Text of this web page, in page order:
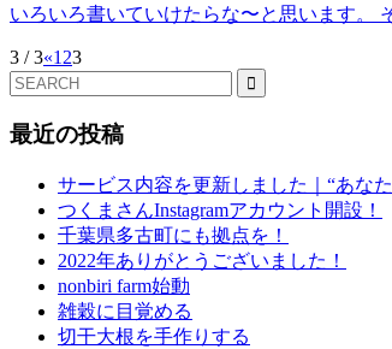
いろいろ書いていけたらな〜と思います。
3 / 3«1 23
最近の投稿
サービス内容を更新しました｜“あな
つくまさんInstagramアカウント開設！
千葉県多古町にも拠点を！
2022年ありがとうございました！
nonbiri farm始動
雑穀に目覚める
切干大根を手作りする